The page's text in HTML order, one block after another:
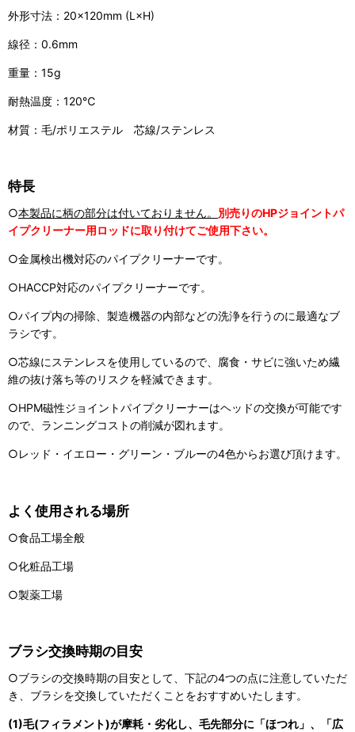
外形寸法：20×120mm (L×H)
線径：0.6mm
重量：15g
耐熱温度：120℃
材質：毛/ポリエステル 芯線/ステンレス
特長
○本製品に柄の部分は付いておりません。 別売りのHPジョイントパ
イプクリーナー用ロッドに取り付けてご使用下さい。
○金属検出機対応のパイプクリーナーです。
○HACCP対応のパイプクリーナーです。
○パイプ内の掃除、製造機器の内部などの洗浄を行うのに最適なブ
ラシです。
○芯線にステンレスを使用しているので、腐食・サビに強いため繊
維の抜け落ち等のリスクを軽減できます。
○HPM磁性ジョイントパイプクリーナーはヘッドの交換が可能です
ので、ランニングコストの削減が図れます。
○レッド・イエロー・グリーン・ブルーの4色からお選び頂けます。
よく使用される場所
○食品工場全般
○化粧品工場
○製薬工場
ブラシ交換時期の目安
○ブラシの交換時期の目安として、下記の4つの点に注意していただ
き、ブラシを交換していただくことをおすすめいたします。
(1)毛(フィラメント)が摩耗・劣化し、毛先部分に「ほつれ」、「広